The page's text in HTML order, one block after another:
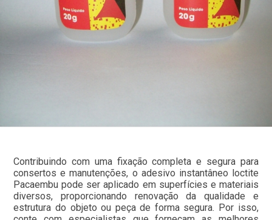
Contribuindo com uma fixação completa e segura para
consertos e manutenções, o adesivo instantâneo loctite
Pacaembu pode ser aplicado em superfícies e materiais
diversos, proporcionando renovação da qualidade e
estrutura do objeto ou peça de forma segura. Por isso,